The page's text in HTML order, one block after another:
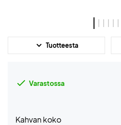
Tuotteesta
Varastossa
Kahvan koko